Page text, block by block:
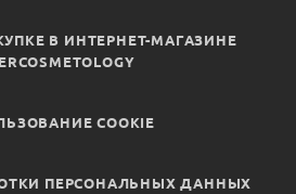
В ИНТЕРНЕТ-МАГАЗИНЕ
COOKIE
ПЕРСОНАЛЬНЫХ ДАННЫХ